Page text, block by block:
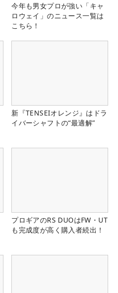
今年も男女プロが強い「キャ
ロウェイ」のニュース一覧は
こちら！
新『TENSEIオレンジ』はドラ
イバーシャフトの“最適解”
プロギアのRS DUOはFW・UT
も完成度が高く購入者続出！